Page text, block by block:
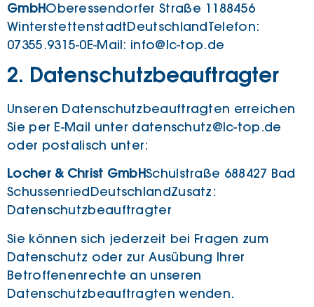
GmbHOberessendorfer Straße 11 88456
WinterstettenstadtDeutschlandTelefon:
07355.9315-0E-Mail: info@lc-top.de
2. Datenschutzbeauftragter
Unseren Datenschutzbeauftragten erreichen
Sie per E-Mail unter datenschutz@lc-top.de
oder postalisch unter:
Locher & Christ GmbHSchulstraße 688427 Bad
SchussenriedDeutschlandZusatz:
Datenschutzbeauftragter
Sie können sich jederzeit bei Fragen zum
Datenschutz oder zur Ausübung Ihrer
Betroffenenrechte an unseren
Datenschutzbeauftragten wenden.